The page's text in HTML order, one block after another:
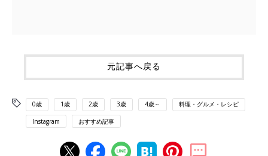
元記事へ戻る
0歳 1歳 2歳 3歳 4歳～ 料理・グルメ・レシピ
Instagram おすすめ記事